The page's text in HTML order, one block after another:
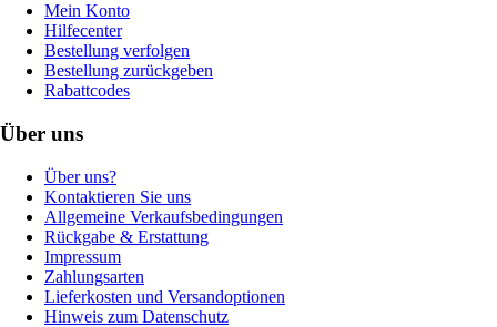
Mein Konto
Hilfecenter
Bestellung verfolgen
Bestellung zurückgeben
Rabattcodes
Über uns
Über uns?
Kontaktieren Sie uns
Allgemeine Verkaufsbedingungen
Rückgabe & Erstattung
Impressum
Zahlungsarten
Lieferkosten und Versandoptionen
Hinweis zum Datenschutz